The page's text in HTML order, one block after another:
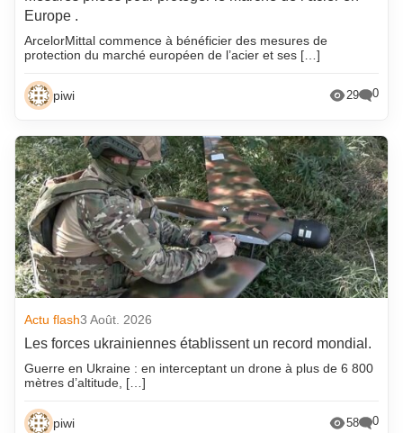
Europe .
ArcelorMittal commence à bénéficier des mesures de
protection du marché européen de l’acier et ses […]
piwi 29 0
Actu flash3 Août. 2026
Les forces ukrainiennes établissent un record mondial.
Guerre en Ukraine : en interceptant un drone à plus de 6 800
mètres d’altitude, […]
piwi 58 0